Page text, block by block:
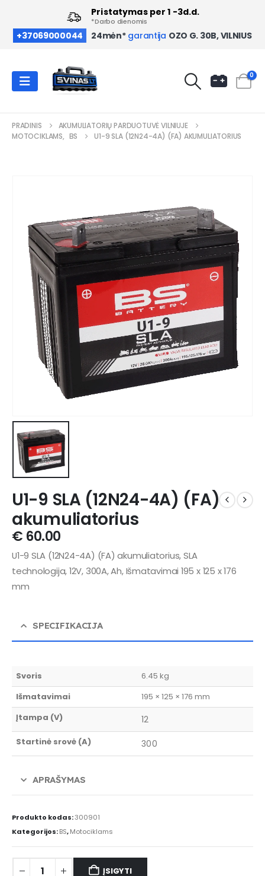
+37069000044 24mėn* garantija OZO G. 30B, VILNIUS
Pristatymas per 1 -3d.d.
*Darbo dienomis
0
PRADINIS
AKUMULIATORIŲ PARDUOTUVĖ VILNIUJE
MOTOCIKLAMS, BS U1-9 SLA (12N24-4A) (FA) AKUMULIATORIUS
U1-9 SLA (12N24-4A) (FA)
akumuliatorius
€ 60.00
U1-9 SLA (12N24-4A) (FA) akumuliatorius, SLA
technologija, 12V, 300A, Ah, Išmatavimai 195 x 125 x 176
mm
SPECIFIKACIJA
Svoris
6.45 kg
Išmatavimai
195 × 125 × 176 mm
Įtampa (V)
12
Startinė srovė (A) 300
APRAŠYMAS
Produkto kodas:300901
Kategorijos:BS,Motociklams
ĮSIGYTI